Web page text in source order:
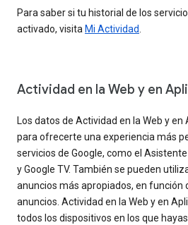
Para saber si tu historial de los
activado, visita Mi Actividad.
Actividad en la Web y en
Los datos de Actividad en la Web y en
para ofrecerte una experiencia más
servicios de Google, como el
y Google TV. También se pueden
anuncios más apropiados, en función
anuncios. Actividad en la Web y en
todos los dispositivos en los que